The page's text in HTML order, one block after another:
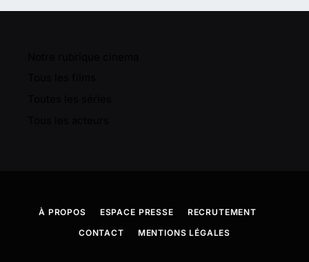
À PROPOS ESPACE PRESSE
RECRUTEMENT
CONTACT
MENTIONS LÉGALES